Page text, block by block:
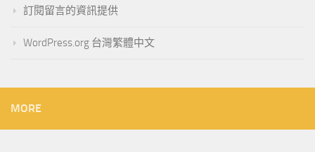
訂閱留言的資訊提供
WordPress.org 台灣繁體中文
MORE